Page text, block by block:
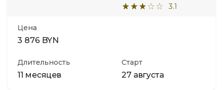
3.1
Цена
3 876 BYN
Длительность
11 месяцев
Старт
27 августа